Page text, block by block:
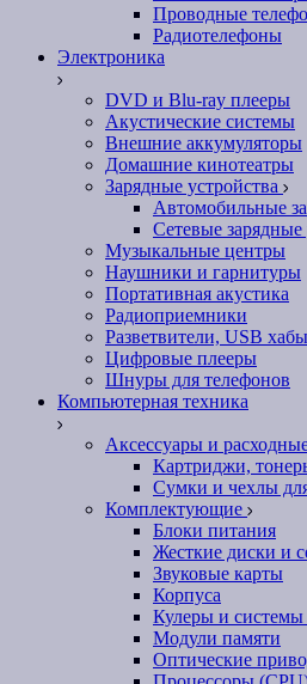
Проводные
Радиотелефоны
Электроника
DVD и Blu-ray плееры
Акустические системы
Внешние аккумуляторы
Домашние кинотеатры
Зарядные устройства
Автомобильные
Сетевые зарядные
Музыкальные центры
Наушники и гарнитуры
Портативная акустика
Радиоприемники
Разветвители, USB хабы
Цифровые плееры
Шнуры для телефонов
Компьютерная техника
Аксессуары и
Картриджи,
Сумки и чехлы
Комплектующие
Блоки питания
Жесткие диски и
Звуковые карты
Корпуса
Кулеры и
Модули памяти
Оптические